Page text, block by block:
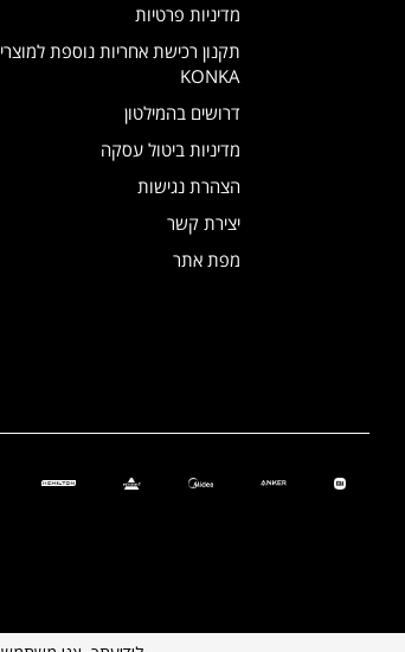
מדיניות פרטיות
תקנון רכישת אחריות נוספת למוצרי
KONKA
דרושים בהמילטון
מדיניות ביטול עסקה
הצהרת נגישות
יצירת קשר
מפת אתר